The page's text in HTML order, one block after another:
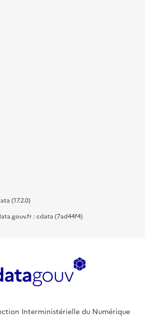
(17.2.0)
: cdata (7ad44f4)
Interministérielle du Numérique